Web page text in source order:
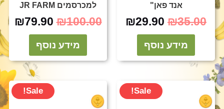
אנד פאן"
₪35.00
₪29.90
מידע נוסף
למכרסמים JR FARM
₪100.00
₪79.90
מידע נוסף
Sale!
המחיר
המקורי
המחיר
הנוכחי
Sale!
המחיר
המקורי